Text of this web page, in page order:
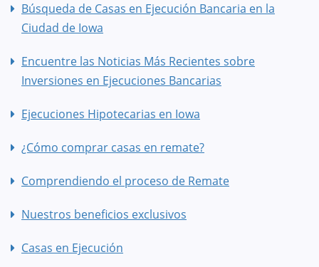
Búsqueda de Casas en Ejecución Bancaria en la
Ciudad de Iowa
Encuentre las Noticias Más Recientes sobre
Inversiones en Ejecuciones Bancarias
Ejecuciones Hipotecarias en Iowa
¿Cómo comprar casas en remate?
Comprendiendo el proceso de Remate
Nuestros beneficios exclusivos
Casas en Ejecución